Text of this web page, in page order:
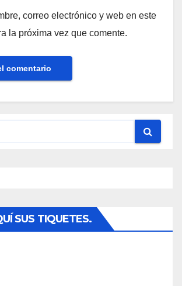
correo electrónico y web en este
la próxima vez que comente.
SUS TIQUETES.